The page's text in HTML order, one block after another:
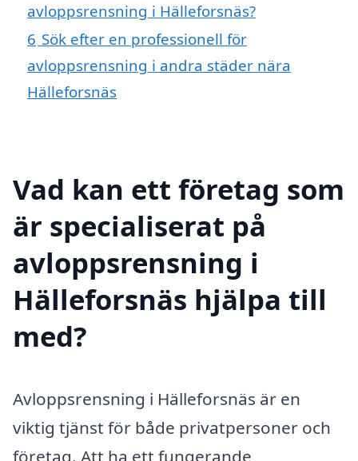
avloppsrensning i Hälleforsnäs?
6 Sök efter en professionell för
avloppsrensning i andra städer nära
Hälleforsnäs
Vad kan ett företag som
är specialiserat på
avloppsrensning i
Hälleforsnäs hjälpa till
med?
Avloppsrensning i Hälleforsnäs är en
viktig tjänst för både privatpersoner och
företag. Att ha ett fungerande